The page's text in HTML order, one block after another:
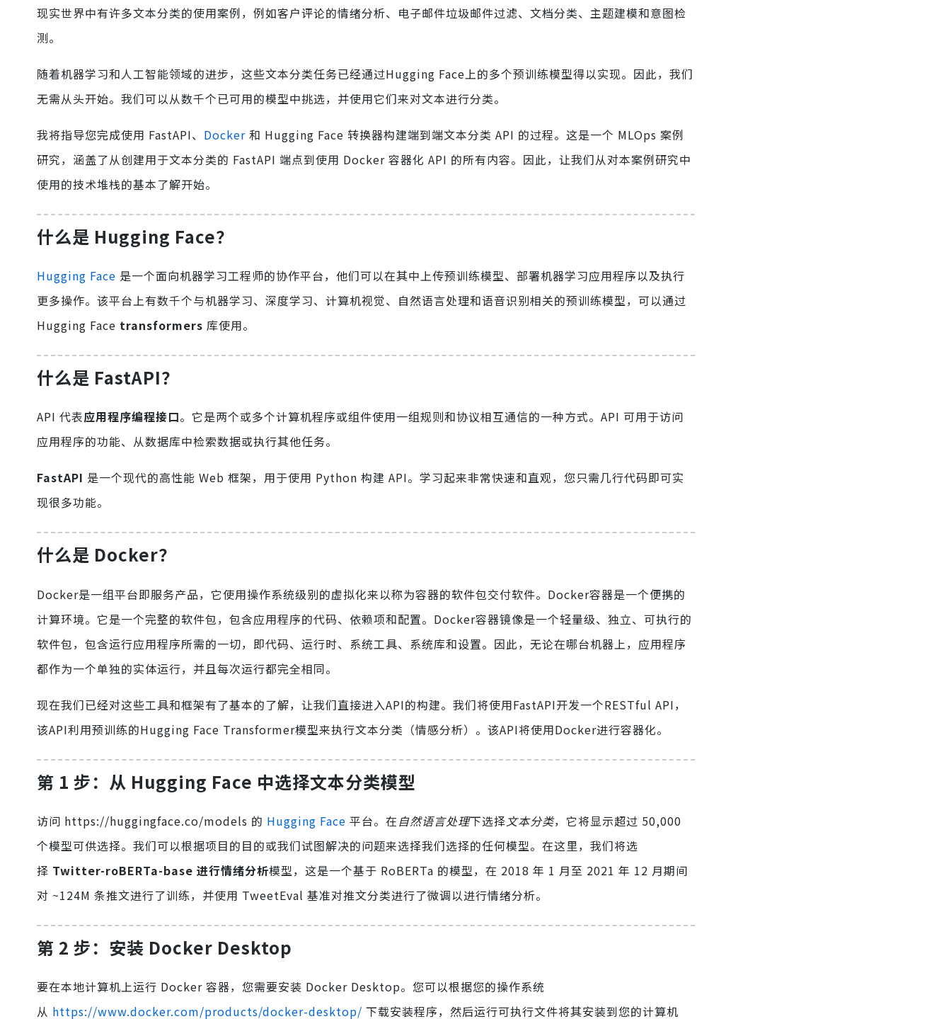
现实世界中有许多文本分类的使用案例，例如客户评论的情绪分析、电子邮件垃圾邮件过滤、文档分类、主题建模和意图检
测。
随着机器学习和人工智能领域的进步，这些文本分类任务已经通过Hugging Face上的多个预训练模型得以实现。因此，我们
无需从头开始。我们可以从数千个已可用的模型中挑选，并使用它们来对文本进行分类。
我将指导您完成使用 FastAPI、 Docker 和 Hugging Face 转换器构建端到端文本分类 API 的过程。这是一个 MLOps 案例
研究，涵盖了从创建用于文本分类的 FastAPI 端点到使用 Docker 容器化 API 的所有内容。因此，让我们从对本案例研究中
使用的技术堆栈的基本了解开始。
什么是 Hugging Face？
Hugging Face 是一个面向机器学习工程师的协作平台，他们可以在其中上传预训练模型、部署机器学习应用程序以及执行
更多操作。该平台上有数千个与机器学习、深度学习、计算机视觉、自然语言处理和语音识别相关的预训练模型，可以通过
Hugging Face transformers 库使用。
什么是 FastAPI？
API 代表应用程序编程接口。它是两个或多个计算机程序或组件使用一组规则和协议相互通信的一种方式。API 可用于访问
应用程序的功能、从数据库中检索数据或执行其他任务。
FastAPI 是一个现代的高性能 Web 框架，用于使用 Python 构建 API。学习起来非常快速和直观，您只需几行代码即可实
现很多功能。
什么是 Docker？
Docker是一组平台即服务产品，它使用操作系统级别的虚拟化来以称为容器的软件包交付软件。Docker容器是一个便携的
计算环境。它是一个完整的软件包，包含应用程序的代码、依赖项和配置。Docker容器镜像是一个轻量级、独立、可执行的
软件包，包含运行应用程序所需的一切，即代码、运行时、系统工具、系统库和设置。因此，无论在哪台机器上，应用程序
都作为一个单独的实体运行，并且每次运行都完全相同。
现在我们已经对这些工具和框架有了基本的了解，让我们直接进入API的构建。我们将使用FastAPI开发一个RESTful API，
该API利用预训练的Hugging Face Transformer模型来执行文本分类（情感分析）。该API将使用Docker进行容器化。
第 1 步：从 Hugging Face 中选择文本分类模型
访问 https://huggingface.co/models 的 Hugging Face 平台。在 自然语言处理下选择文本分类，它将显示超过 50,000
个模型可供选择。我们可以根据项目的目的或我们试图解决的问题来选择我们选择的任何模型。在这里，我们将选
择 Twitter-roBERTa-base 进行情绪分析模型，这是一个基于 RoBERTa 的模型，在 2018 年 1 月至 2021 年 12 月期间
对 ~124M 条推文进行了训练，并使用 TweetEval 基准对推文分类进行了微调以进行情绪分析。
第 2 步：安装 Docker Desktop
要在本地计算机上运行 Docker 容器，您需要安装 Docker Desktop。您可以根据您的操作系统
从 https://www.docker.com/products/docker-desktop/ 下载安装程序，然后运行可执行文件将其安装到您的计算机